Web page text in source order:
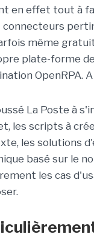
en effet tout à
connecteurs
même
plate-forme
OpenRPA.
La Poste à
les scripts à
les solutions
basé sur le
les cas